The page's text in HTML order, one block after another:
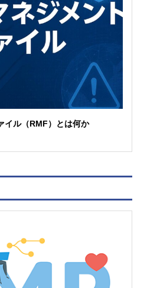
イル（RMF）とは何か